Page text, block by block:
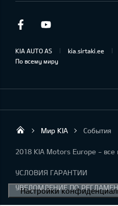
Facebook
KIA AUTO AS kia.sirtaki.ee
По всему миру
Sirtaki OÜ
Мир KIA События
2018 KIA Motors Europe -
УСЛОВИЯ ГАРАНТИИ